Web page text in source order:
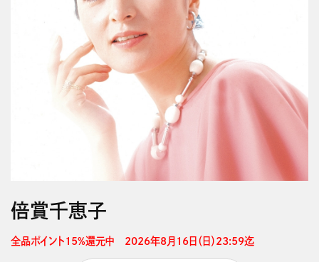
倍賞千恵子
全品ポイント15%還元中　2026年8月16日（日）23:59迄